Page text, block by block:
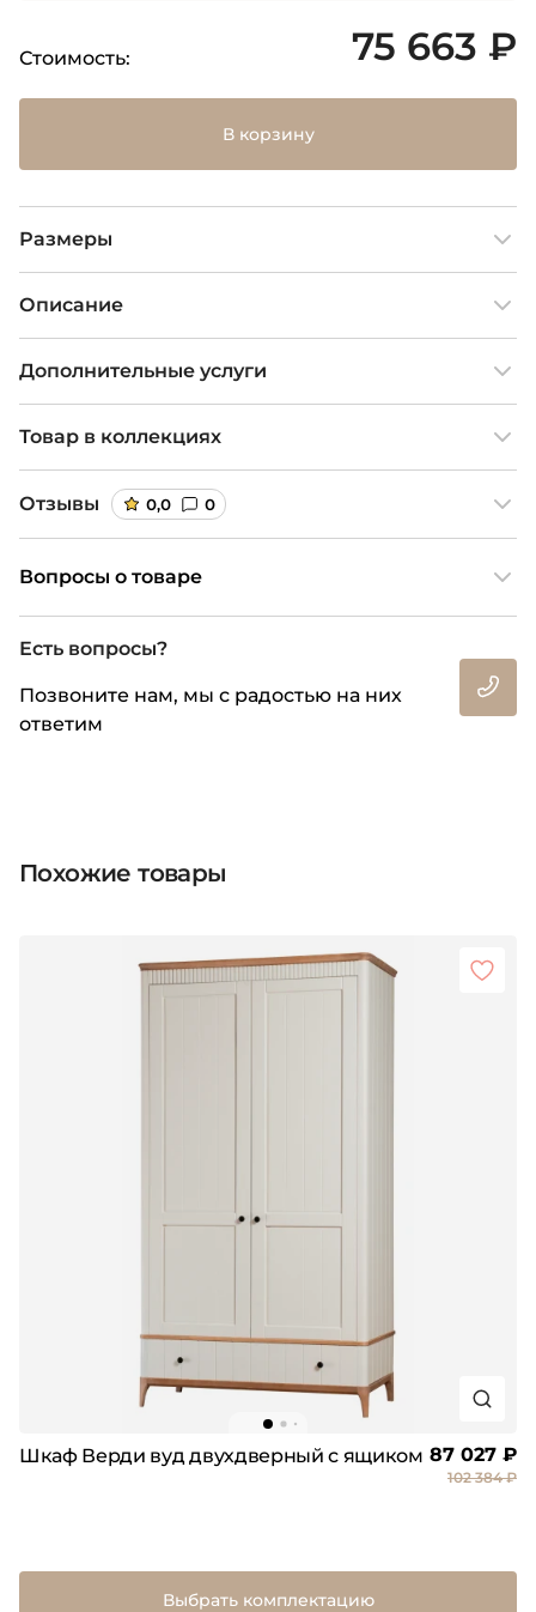
Стоимость: 75 663 ₽
В корзину
Размеры
Описание
Дополнительные услуги
Товар в коллекциях
Отзывы 0,0 0
Вопросы о товаре
Есть вопросы?
Позвоните нам, мы с радостью на них
ответим
Похожие товары
Шкаф Верди вуд двухдверный с ящиком 87 027 ₽
102 384 ₽
Выбрать комплектацию